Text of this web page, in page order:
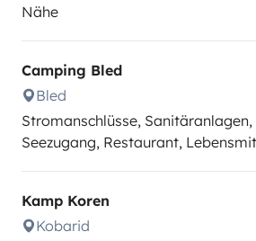
Nähe
Camping Bled
Bled
Stromanschlüsse, Sanitäranlagen,
Seezugang, Restaurant,
Kamp Koren
Kobarid